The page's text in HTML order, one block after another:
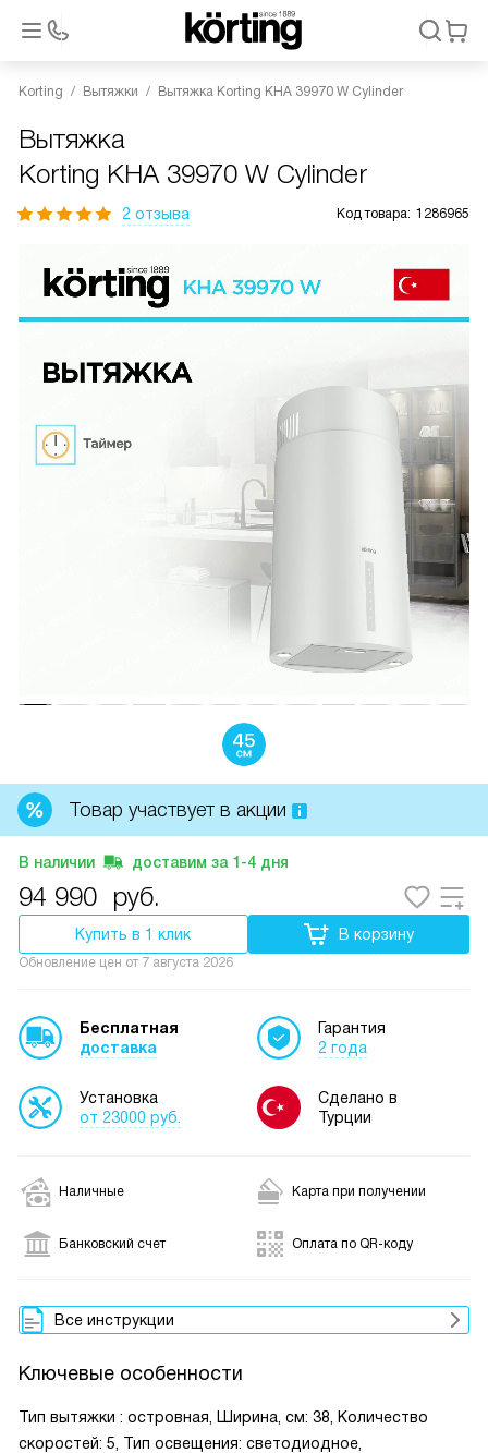
Korting Вытяжки Вытяжка Korting KHA 39970 W Cylinder
Вытяжка
Korting KHA 39970 W Cylinder
2 отзыва Код товара: 1286965
Товар участвует в акции
В наличии доставим за 1-4 дня
94 990 руб.
Купить в 1 клик В корзину
Обновление цен от 7 августа 2026
Бесплатная
доставка
Установка
от 23000 руб.
Гарантия
2 года
Сделано в
Турции
Наличные Карта при получении
Банковский счет Оплата по QR-коду
Все инструкции
Ключевые особенности
Тип вытяжки : островная, Ширина, см: 38, Количество
скоростей: 5, Тип освещения: светодиодное,